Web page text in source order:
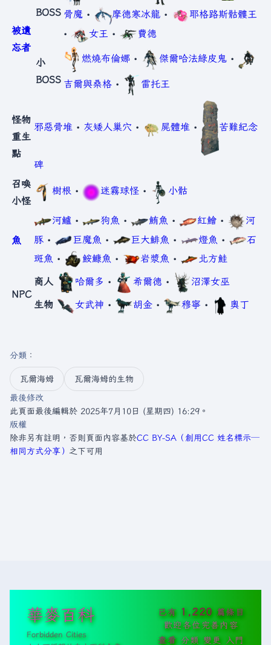
被遺
忘者
BOSS 骨魔 • 摩德寒冰龍 •
耶格路斯骷髏王
•
女王 • 費德
小
BOSS
燃燒布倫娜 • 傑爾哈法綠皮鬼 •
吉爾與桑格 • 雷托王
怪物
重生
點
邪惡骨堆 • 灰矮人巢穴 • 屍體堆 • 苦難紀念
碑
召喚
小怪
樹根 • 迷霧球怪 • 小骷
魚
河鱸 • 狗魚 • 鮪魚 • 紅鱠 •
河
豚 • 巨魔魚 • 巨大鯡魚 • 燈魚 •
石
斑魚 • 鮟鱇魚 • 岩漿魚 • 北方鮭
NPC
商人 哈爾多 • 希爾德 • 沼澤女巫
生物 女武神 • 胡金 • 穆寧 • 奧丁
分類 ：​
瓦爾海姆
瓦爾海姆的生物
最後修改
此頁面最後編輯於 2025年7月10日 (星期四) 16:29。
版權
除非另有註明，否則頁面內容基於CC BY-SA（創用CC 姓名標示─
相同方式分享） 之下可用
華麥百科
Forbidden Cities
已有 1,220 篇條目
歡迎各位完善內容
查看 分類 變更 入門